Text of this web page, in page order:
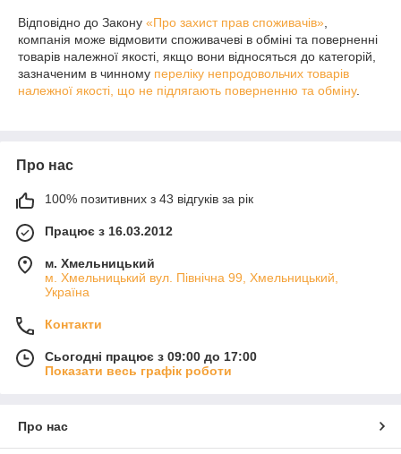
Відповідно до Закону «Про захист прав споживачів»
компанія може відмовити споживачеві в обміні та поверненні
товарів належної якості, якщо вони відносяться до категорій,
зазначеним в чинному переліку непродовольчих товарів
належної якості, що не підлягають поверненню та обміну.
Про нас
100% позитивних з 43 відгуків за рік
Працює з 16.03.2012
м. Хмельницький
м. Хмельницький вул. Північна 99, Хмельницький,
Україна
Контакти
Сьогодні працює з 09:00 до 17:00
Показати весь графік роботи
Про нас